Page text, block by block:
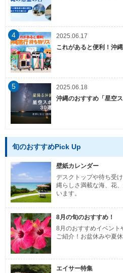
4
2025.06.17
これがあると便利！沖
5
2025.06.18
沖縄のおすすめ「星空
旬のおすすめPick Up
壁紙カレンダー
デスクトップや待ち受
縄らしさ満載な海、花
います。
8月の旬のおすすめ！
8月のおすすめイベント
ご紹介！お盆休みや夏
エイサー特集